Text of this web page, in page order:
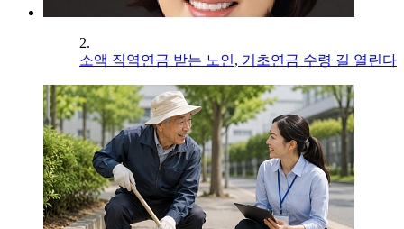
2.
소액 직역연금 받는 노인, 기초연금 수령 길 열린다